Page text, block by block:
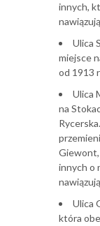
innych,
Ulica
miejsce
od 1913
Ulica
na
innych o
Ulica
która